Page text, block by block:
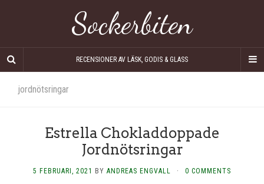
Sockerbiten
RECENSIONER AV LÄSK, GODIS & GLASS
jordnötsringar
Estrella Chokladdoppade
Jordnötsringar
5 FEBRUARI, 2021 BY ANDREAS ENGVALL · 0 COMMENTS